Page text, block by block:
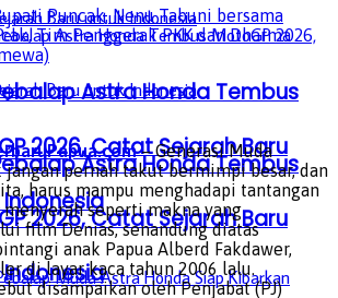
Astra Honda Tembus
2026, Catat Sejarah Baru
Astra Honda Tembus
2026, Catat Sejarah Baru
Puncak, Nenu Tabuni bersama
Tim Penggerak PKK dan Dharma
– Generasi Muda
jangan pernah takut bermimpi besar, dan
harus mampu menghadapi tantangan
seperti makna yang
film Denias, senandung diatas
anak Papua Alberd Fakdawer,
di layar kaca tahun 2006 lalu.
disampaikan oleh Penjabat (PJ)